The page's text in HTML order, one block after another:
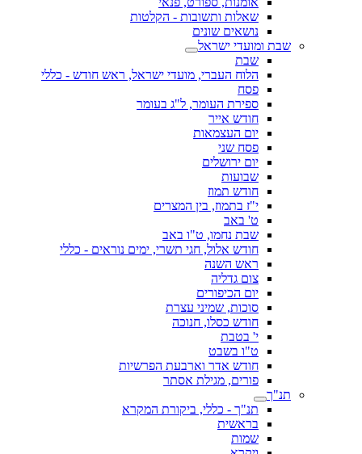
שאלות ותשובות - הקלטות
נושאים שונים
שבת ומועדי ישראל
שבת
הלוח העברי, מועדי ישראל, ראש חודש - כללי
פסח
ספירת העומר, ל"ג בעומר
חודש אייר
יום העצמאות
פסח שני
יום ירושלים
שבועות
חודש תמוז
י"ז בתמוז, בין המצרים
ט' באב
שבת נחמו, ט"ו באב
חודש אלול, חגי תשרי, ימים נוראים - כללי
ראש השנה
צום גדליה
יום הכיפורים
סוכות, שמיני עצרת
חודש כסלו, חנוכה
י' בטבת
ט"ו בשבט
חודש אדר וארבעת הפרשיות
פורים, מגילת אסתר
תנ"ך
תנ"ך - כללי, ביקורת המקרא
בראשית
שמות